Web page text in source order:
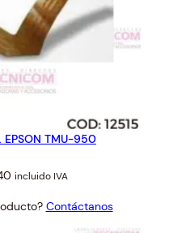
EPSON TMU-950
Current
is:
incluido IVA
Contáctanos